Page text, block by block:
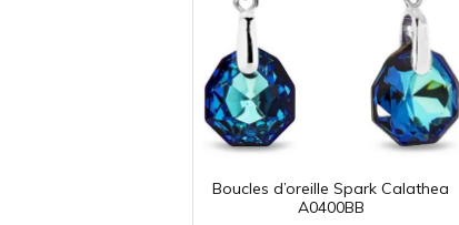
Boucles d’oreille Spark Calathea
A0400BB